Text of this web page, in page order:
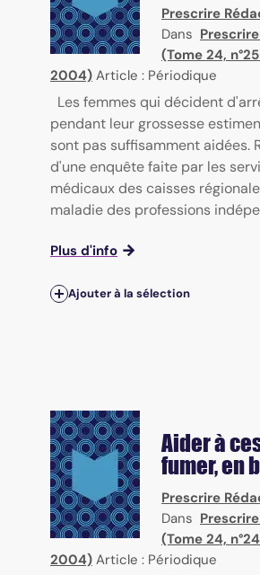
Prescrire
Dans
(Tome 24,
2004) Article : Périodique
Les femmes qui décident
pendant leur grossesse
sont pas suffisamment aidées.
d'une enquête faite par les
médicaux des caisses
maladie des professions
Plus d'info
Ajouter à la sélection
Aider à
fumer, en
Prescrire
Dans
(Tome 24,
2004) Article : Périodique